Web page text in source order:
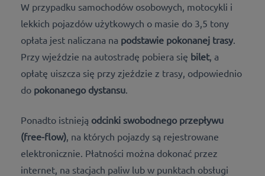
W przypadku samochodów osobowych, motocykli i
lekkich pojazdów użytkowych o masie do 3,5 tony
opłata jest naliczana na podstawie pokonanej trasy.
Przy wjeździe na autostradę pobiera się bilet, a
opłatę uiszcza się przy zjeździe z trasy, odpowiednio
do pokonanego dystansu.
Ponadto istnieją odcinki swobodnego przepływu
(free-flow) , na których pojazdy są rejestrowane
elektronicznie. Płatności można dokonać przez
internet, na stacjach paliw lub w punktach obsługi